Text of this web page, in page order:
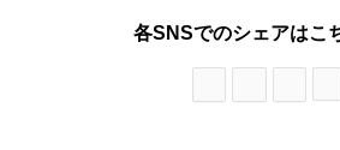
各SNSでのシェアはこ